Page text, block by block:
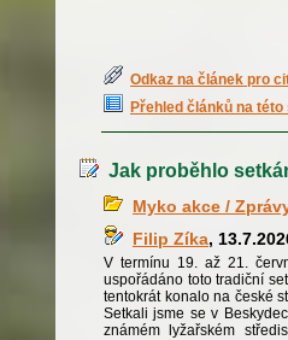
Odkaz na článek pro
Přehled článků na této
Jak proběhlo
Myko akce /
Filip Zíka,
V termínu 19. až 21.
uspořádáno toto tradiční
tentokrát konalo na české
Setkali jsme se v
známém lyžařském